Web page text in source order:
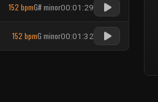
152 bpmG# minor00:01:29
152 bpmG minor00:01:32